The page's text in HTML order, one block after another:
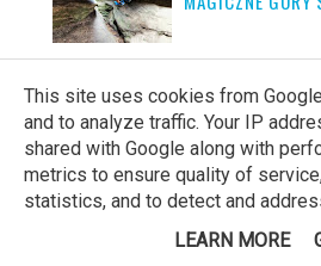
HOTEL ZAMEK
DZIEĆMI W
HOTEL ANDERS
This site uses cookies from
and to analyze traffic. Your IP
shared with Google along with
metrics to ensure quality of
statistics, and to detect and
LEARN MORE